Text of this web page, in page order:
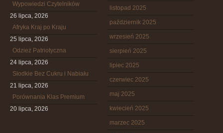
Wypowiedzi Czytelników
26 lipca, 2026
Afryka Kraj po Kraju
25 lipca, 2026
Odzież Patriotyczna
24 lipca, 2026
Słodkie Bez Cukru i Nabiału
21 lipca, 2026
Porównania Klas Premium
20 lipca, 2026
listopad 2025
październik 2025
wrzesień 2025
sierpień 2025
lipiec 2025
czerwiec 2025
maj 2025
kwiecień 2025
marzec 2025